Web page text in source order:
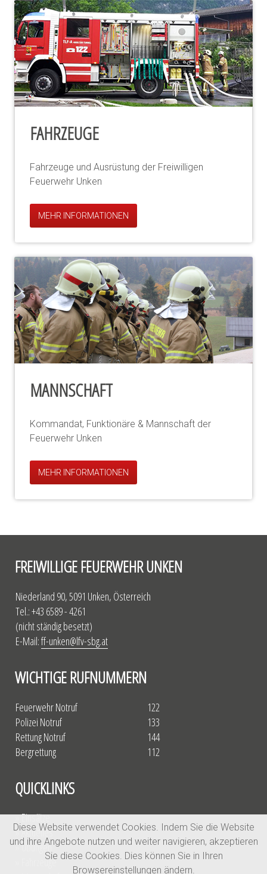
FAHRZEUGE
Fahrzeuge und Ausrüstung der Freiwilligen
Feuerwehr Unken
MEHR INFORMATIONEN
MANNSCHAFT
Kommandat, Funktionäre & Mannschaft der
Feuerwehr Unken
MEHR INFORMATIONEN
FREIWILLIGE FEUERWEHR UNKEN
Niederland 90, 5091 Unken, Österreich
Tel.: +43 6589 - 4261
(nicht ständig besetzt)
E-Mail:ff-unken@lfv-sbg.at
WICHTIGE RUFNUMMERN
Feuerwehr Notruf
Polizei Notruf
Rettung Notruf
Bergrettung
122
133
144
112
QUICKLINKS
» Einsätze
» Aktuelles
» Übungen
» Fahrzeuge
Diese Website verwendet Cookies. Indem Sie die Website
und ihre Angebote nutzen und weiter navigieren, akzeptieren
Sie diese Cookies. Dies können Sie in Ihren
Browsereinstellungen ändern.